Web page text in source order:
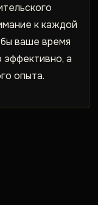
к каждой
ваше время
эффективно, а
опыта.